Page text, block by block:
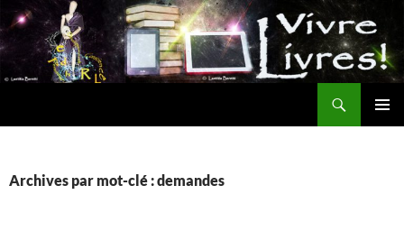
Aller
au
contenu
Archives par mot-clé : demandes